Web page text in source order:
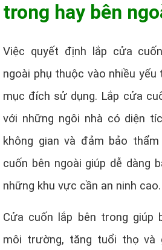
trong hay bên
Việc quyết định lắp cửa
ngoài phụ thuộc vào nhiều
mục đích sử dụng. Lắp cửa
với những ngôi nhà có diện
không gian và đảm bảo
cuốn bên ngoài giúp dễ dàng
những khu vực cần an ninh cao.
Cửa cuốn lắp bên trong giúp
môi trường, tăng tuổi thọ và